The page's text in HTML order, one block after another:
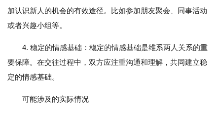
加认识新人的机会的有效途径。比如参加朋友聚会、同事活动
或者兴趣小组等。
4. 稳定的情感基础：稳定的情感基础是维系两人关系的重
要保障。在交往过程中，双方应注重沟通和理解，共同建立稳
定的情感基础。
可能涉及的实际情况